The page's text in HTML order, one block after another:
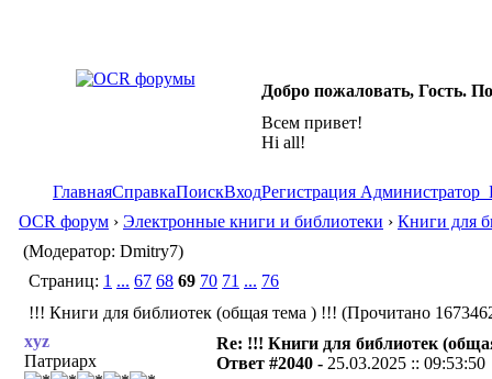
Добро пожаловать, Гость.
Всем привет!
Hi all!
ГлавнаяСправкаПоискВходРегистрация Администратор
OCR форум › Электронные книги и библиотеки › Книги для
(Модератор: Dmitry7)
Страниц: 1 ... 67 68 69 70 71 ... 76
!!! Книги для библиотек (общая тема ) !!! (Прочитано
xyz
Патриарх
Re: !!! Книги для библиотек
Ответ #2040 - 25.03.2025 :: 09:53:50